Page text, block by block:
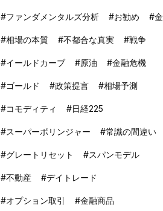
#ファンダメンタルズ分析 #お勧め #金
#相場の本質 #不都合な真実 #戦争
#イールドカーブ #原油 #金融危機
#ゴールド #政策提言 #相場予測
#コモディティ #日経225
#スーパーボリンジャー #常識の間違い
#グレートリセット #スパンモデル
#不動産 #デイトレード
#オプション取引 #金融商品